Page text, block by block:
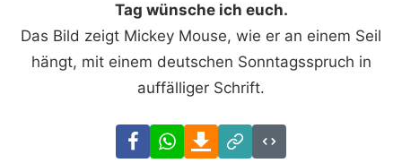
Tag wünsche ich euch.
Das Bild zeigt Mickey Mouse, wie er an einem Seil
hängt, mit einem deutschen Sonntagsspruch in
auffälliger Schrift.
FacebookWhatsAppDownload
Link
Code